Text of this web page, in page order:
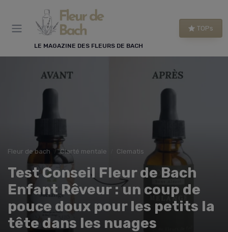
LE MAGAZINE DES FLEURS DE BACH
TOPs
Fleur de bach Clarté mentale Clematis
Test Conseil Fleur de Bach
Enfant Rêveur : un coup de
pouce doux pour les petits la
tête dans les nuages